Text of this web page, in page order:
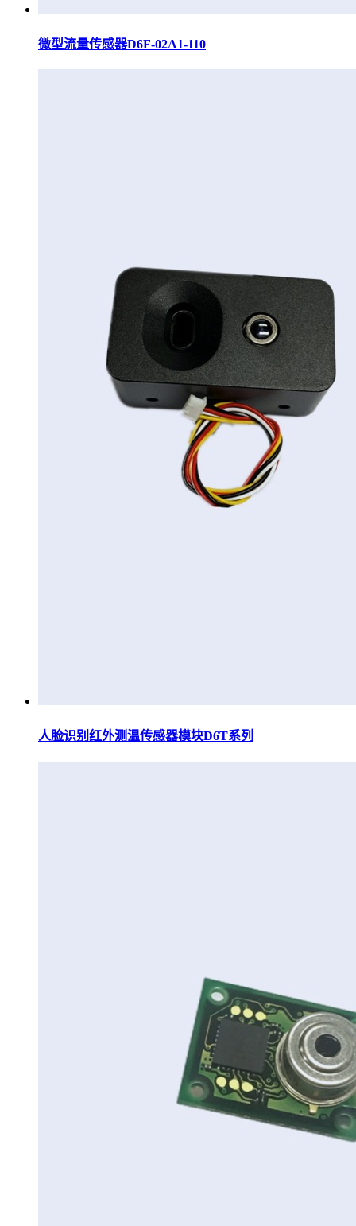
微型流量传感器D6F-02A1-110
人脸识别红外测温传感器模块D6T系列